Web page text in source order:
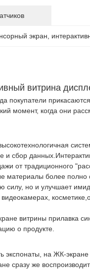
экран
витрина
покупатели
момент, когда они
сбор
от традиционного
материалы более
силу, но и улучшает
витрины прилавка
о продукте.
экспонаты, на ЖК-
сразу же